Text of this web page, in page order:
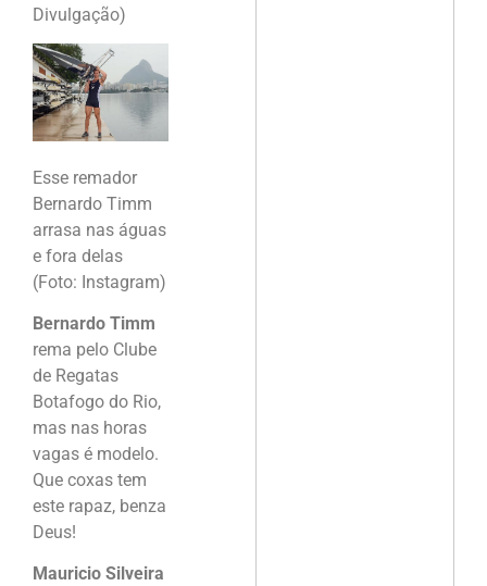
Divulgação)
Esse remador
Bernardo Timm
arrasa nas águas
e fora delas
(Foto: Instagram)
Bernardo Timm
rema pelo Clube
de Regatas
Botafogo do Rio,
mas nas horas
vagas é modelo.
Que coxas tem
este rapaz, benza
Deus!
Mauricio Silveira